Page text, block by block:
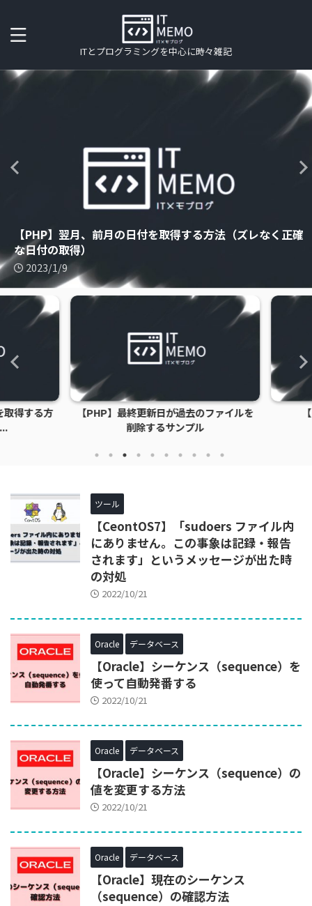
ITとプログラミングを中心に時々雑記
CentOSでcronが動かないときに確認すること
2023/1/9
【PHP】翌月、前月の日付を取得する方法（ズレなく正確
な日付の取得）
2023/1/9
【PHP】最終更新日が過去のファイルを削除するサンプル
2023/1/9
【PHP】処理時間の計測方法
2023/1/9
ACCESS2016で文字数が255文字以上のデータをインポー
トする方法
2023/1/9
【Apache】Apache2.2と2.4の設定の違い
2023/1/9
type」や「expected at least 1 bean which … for
this dependency」
2022/11/13
【PHP】CSV読み込みでメモリ不足にならないコツ（パフ
ォーマンスチューニング）
2023/1/9
【Java】月初日と月末日の求め方
2022/11/13
Chromeリモートデスクトップを使ってPC間でファイル
の転送をする方法
2022/11/13
得する方
【PHP】最終更新日が過去のファイルを
削除するサンプル
【
ツール
【CeontOS7】「sudoers ファイル内
にありません。この事象は記録・報告
されます」というメッセージが出た時
の対処
2022/10/21
Oracle データベース
【Oracle】シーケンス（sequence）を
使って自動発番する
2022/10/21
Oracle データベース
【Oracle】シーケンス（sequence）の
値を変更する方法
2022/10/21
Oracle データベース
【Oracle】現在のシーケンス
（sequence）の確認方法